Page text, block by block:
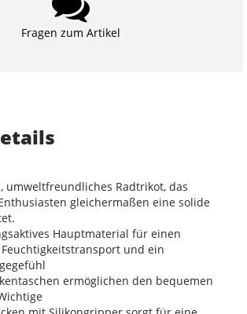
Fragen zum Artikel
umweltfreundliches Radtrikot, das
gleichermaßen eine solide
Hauptmaterial für einen
und ein
ermöglichen den bequemen